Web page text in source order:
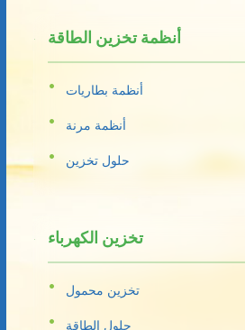
أنظمة تخزين الطاقة
أنظمة بطاريات
أنظمة مرنة
حلول تخزين
تخزين الكهرباء
تخزين محمول
حلول الطاقة